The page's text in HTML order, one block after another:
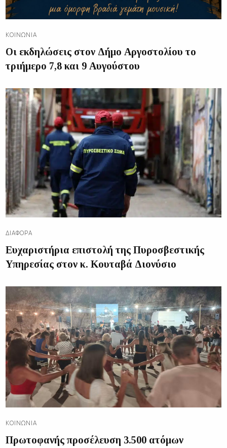
ΚΟΙΝΩΝΊΑ
Οι εκδηλώσεις στον Δήμο Αργοστολίου το
τριήμερο 7,8 και 9 Αυγούστου
ΔΙΑΦΟΡΑ
Ευχαριστήρια επιστολή της Πυροσβεστικής
Υπηρεσίας στον κ. Κουταβά Διονύσιο
ΚΟΙΝΩΝΊΑ
Πρωτοφανής προσέλευση 3.500 ατόμων